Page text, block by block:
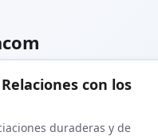
con los
duraderas y de